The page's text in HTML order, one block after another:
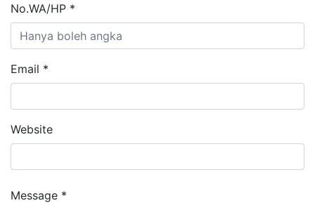
No.WA/HP *
Email *
Website
Message *